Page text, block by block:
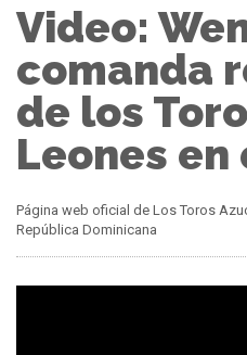
Video:
comanda
de los
Leones
Página web oficial de Los Toros
República Dominicana